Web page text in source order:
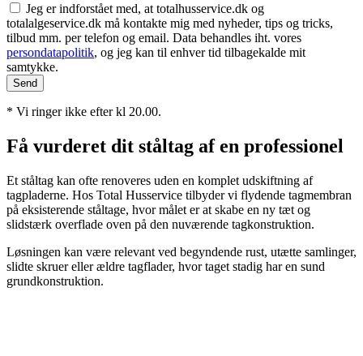
Jeg er indforstået med, at totalhusservice.dk og
totalalgeservice.dk må kontakte mig med nyheder, tips og tricks,
tilbud mm. per telefon og email. Data behandles iht. vores
persondatapolitik, og jeg kan til enhver tid tilbagekalde mit
samtykke.
Send
* Vi ringer ikke efter kl 20.00.
Få vurderet dit ståltag af en professionel
Et ståltag kan ofte renoveres uden en komplet udskiftning af
tagpladerne. Hos Total Husservice tilbyder vi flydende tagmembran
på eksisterende ståltage, hvor målet er at skabe en ny tæt og
slidstærk overflade oven på den nuværende tagkonstruktion.
Løsningen kan være relevant ved begyndende rust, utætte samlinger,
slidte skruer eller ældre tagflader, hvor taget stadig har en sund
grundkonstruktion.